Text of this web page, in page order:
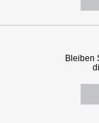
Bleiben